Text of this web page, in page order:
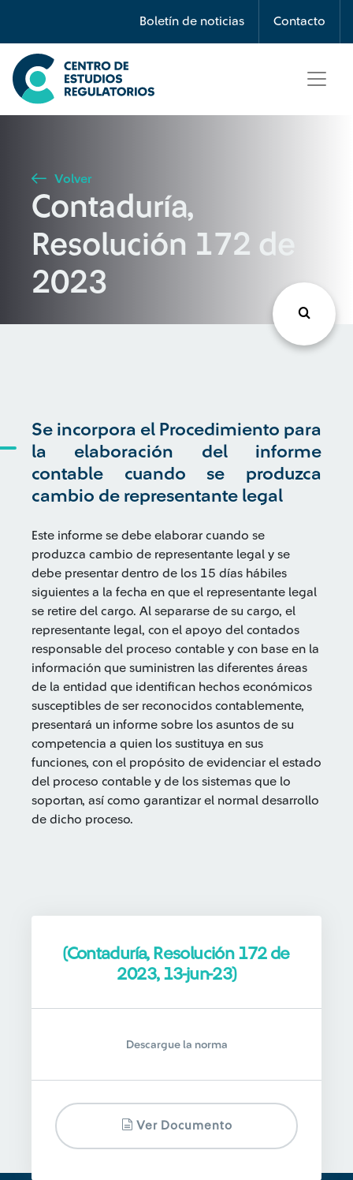
Boletín de noticias Contacto
Búsqueda
Seleccione país
Buscar
Volver
Contaduría,
Resolución 172 de
2023
Se incorpora el Procedimiento para
la elaboración del informe
contable cuando se produzca
cambio de representante legal
Este informe se debe elaborar cuando se
produzca cambio de representante legal y se
debe presentar dentro de los 15 días hábiles
siguientes a la fecha en que el representante legal
se retire del cargo. Al separarse de su cargo, el
representante legal, con el apoyo del contados
responsable del proceso contable y con base en la
información que suministren las diferentes áreas
de la entidad que identifican hechos económicos
susceptibles de ser reconocidos contablemente,
presentará un informe sobre los asuntos de su
competencia a quien los sustituya en sus
funciones, con el propósito de evidenciar el estado
del proceso contable y de los sistemas que lo
soportan, así como garantizar el normal desarrollo
de dicho proceso.
(Contaduría, Resolución 172 de
2023, 13-jun-23)
Descargue la norma
Ver Documento